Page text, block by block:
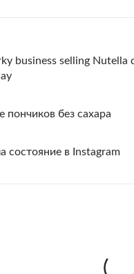
business selling Nutella
пончиков без сахара
состояние в Instagram